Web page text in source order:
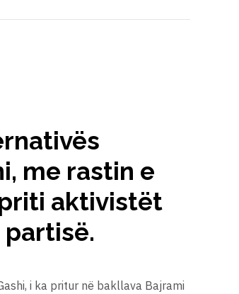
me rastin e
aktivistët
i ka pritur në bakllava Bajrami